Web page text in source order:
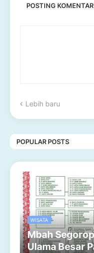
POSTING KOMENTAR
Lebih baru
POPULAR POSTS
WISATA
Mbah
Ulama Besar